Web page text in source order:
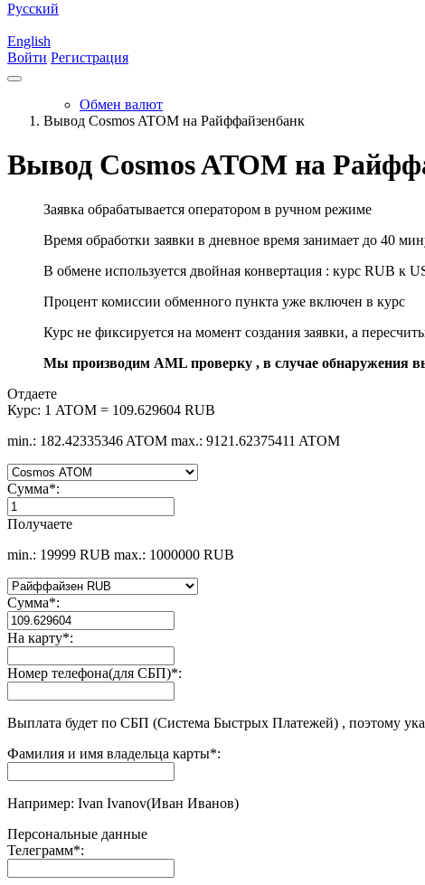
Русский
English
Войти Регистрация
Обмен валют
Вывод Cosmos ATOM на Райффайзенбанк
Вывод Cosmos ATOM на
Заявка обрабатывается оператором в ручном режиме
Время обработки заявки в дневное время занимает до 40
В обмене используется двойная конвертация : курс RUB к
Процент комиссии обменного пункта уже включен в курс
Курс не фиксируется на момент создания заявки, а
Мы производим AML проверку , в случае обнаружения
Отдаете
Курс: 1 ATOM = 109.629604 RUB
min.: 182.42335346 ATOM max.: 9121.62375411 ATOM
Сумма*:
Получаете
min.: 19999 RUB max.: 1000000 RUB
Сумма*:
На карту*:
Номер телефона(для СБП)*:
Выплата будет по СБП (Система Быстрых Платежей) , поэтому
Фамилия и имя владельца карты*:
Например: Ivan Ivanov(Иван Иванов)
Персональные данные
Телеграмм*: